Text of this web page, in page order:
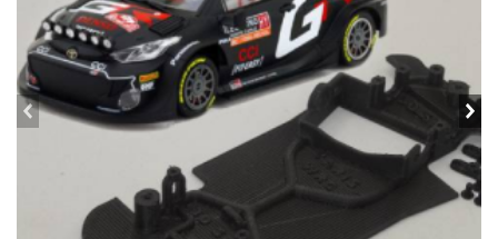
prev